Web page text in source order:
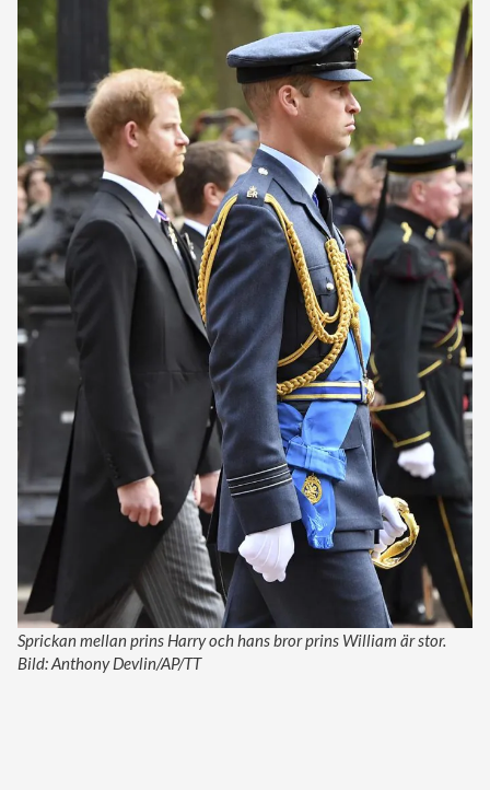
Sprickan mellan prins Harry och hans bror prins William är stor.
Bild: Anthony Devlin/AP/TT